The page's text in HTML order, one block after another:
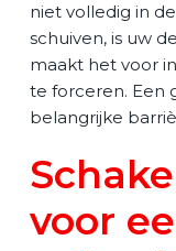
niet volledig in
schuiven, is uw
maakt het voor
te forceren. Een
belangrijke
voor